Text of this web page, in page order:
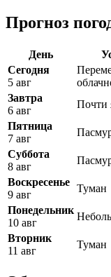
Прогноз
День
Сегодня
5 авг
Завтра
6 авг
Почти
Пятница
7 авг
Суббота
8 авг
Воскресенье
9 авг
Туман
Понедельник
10 авг
Вторник
11 авг
Туман